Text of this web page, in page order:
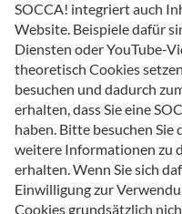
SOCCA! integriert auch
Website. Beispiele dafür
Diensten oder YouTube-
theoretisch Cookies
besuchen und dadurch
erhalten, dass Sie eine
haben. Bitte besuchen
weitere Informationen zu
erhalten. Wenn Sie sich
Einwilligung zur
Cookies grundsätzlich